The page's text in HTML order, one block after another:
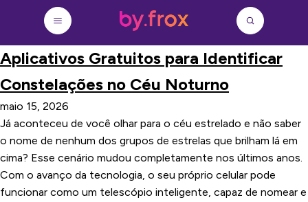
Aplicativos Gratuitos para Identificar
Constelações no Céu Noturno
maio 15, 2026
Já aconteceu de você olhar para o céu estrelado e não saber
o nome de nenhum dos grupos de estrelas que brilham lá em
cima? Esse cenário mudou completamente nos últimos anos.
Com o avanço da tecnologia, o seu próprio celular pode
funcionar como um telescópio inteligente, capaz de nomear e